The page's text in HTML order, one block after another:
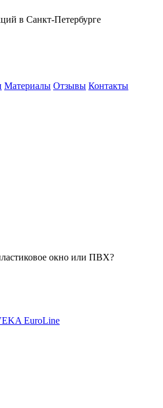
в Санкт-Петербурге
Материалы Отзывы Контакты
окно или ПВХ?
EuroLine